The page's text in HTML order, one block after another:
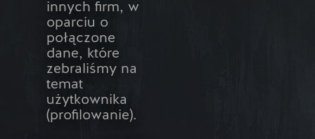
innych firm, w
oparciu o
połączone
dane, które
zebraliśmy na
temat
użytkownika
(profilowanie).